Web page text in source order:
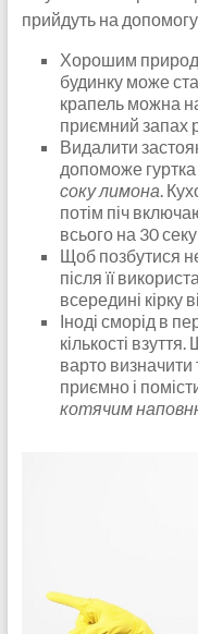
прийдуть на
Хорошим
будинку може
крапель можна
приємний запах
Видалити
допоможе
соку лимона.
потім піч
всього на 30
Щоб позбутися
після її
всередині кірку
Іноді сморід в
кількості
варто
приємно і
котячим